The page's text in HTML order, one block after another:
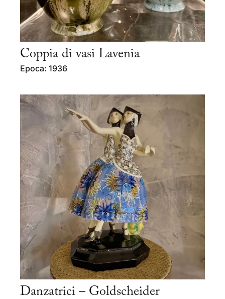
Coppia di vasi Lavenia
Epoca: 1936
Danzatrici – Goldscheider